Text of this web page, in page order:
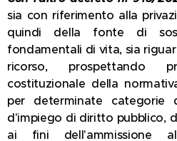
sia con riferimento alla
quindi della fonte di
fondamentali di vita, sia
ricorso, prospettando
costituzionale della
per determinate categorie
d'impiego di diritto pubblico,
ai fini dell'ammissione